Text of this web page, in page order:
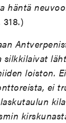
häntä
silkkilaivat
loiston.
ei